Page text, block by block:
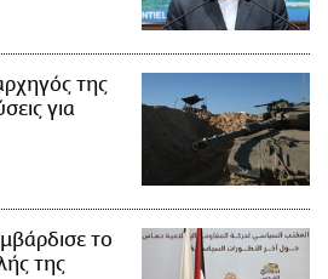
της
για
το
της